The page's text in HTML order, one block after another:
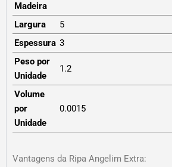
Madeira
Largura
5
Espessura 3
Peso por
Unidade
1.2
Volume
por
Unidade
0.0015
Vantagens da Ripa Angelim Extra: